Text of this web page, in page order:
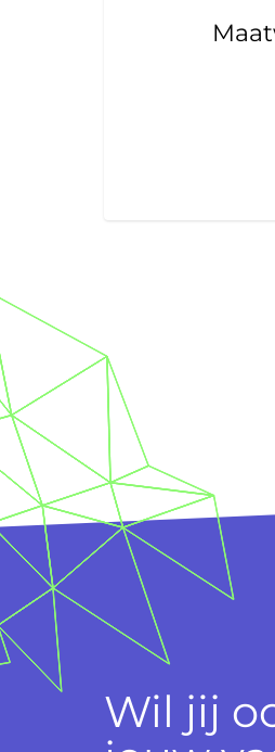
Wil jij